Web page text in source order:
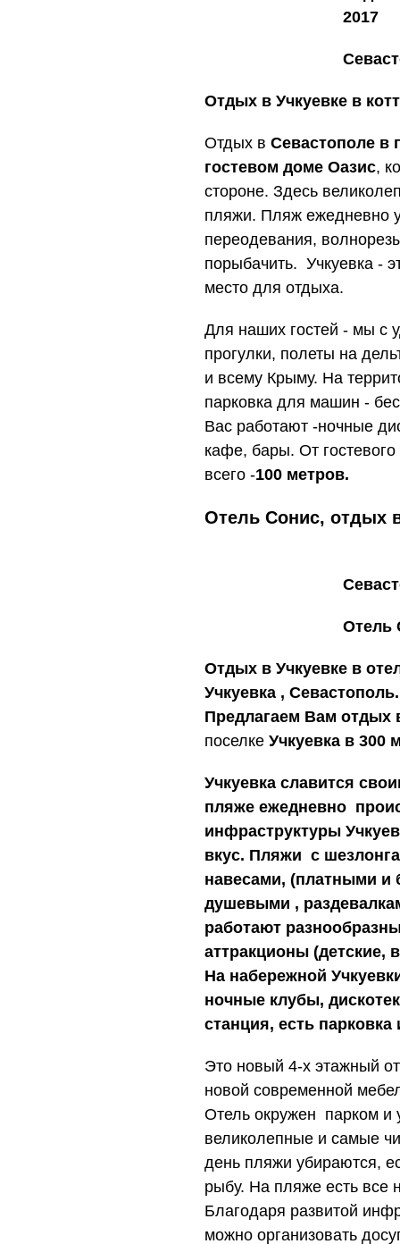
2017
Отдых в Учкуевке в
Отдых в Севастополе в
гостевом доме Оазис,
стороне. Здесь
пляжи. Пляж ежедневно
переодевания,
порыбачить. Учкуевка -
место для отдыха.
Для наших гостей - мы с
прогулки, полеты на
и всему Крыму. На
парковка для машин -
Вас работают -ночные
кафе, бары. От
всего -100 метров.
Отель Сонис, отдых
Отель
Отдых в Учкуевке в
Учкуевка , Севастополь.
Предлагаем Вам отдых
поселке Учкуевка в 300
Учкуевка славится
пляже ежедневно
инфраструктуры
вкус. Пляжи с
навесами, (платными и
душевыми ,
работают
аттракционы (детские,
На набережной
ночные клубы,
станция, есть
Это новый 4-х этажный
новой современной
Отель окружен парком и
великолепные и самые
день пляжи убираются,
рыбу. На пляже есть все
Благодаря развитой
можно организовать